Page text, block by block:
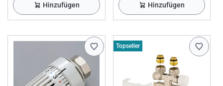
Hinzufügen Hinzufügen
Topseller